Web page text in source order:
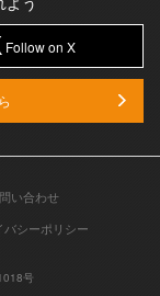
Follow on X
い合わせ
バシーポリシー
号